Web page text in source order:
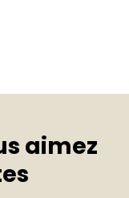
aimez